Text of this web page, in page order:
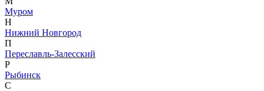
Муром
Н
Нижний Новгород
П
Переславль-Залесский
Р
Рыбинск
С